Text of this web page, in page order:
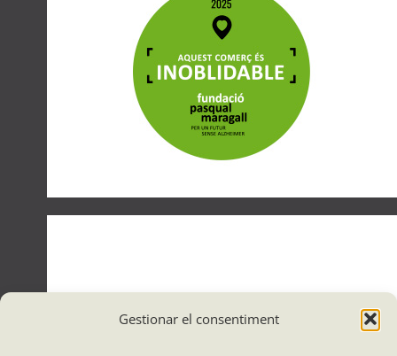
Gestionar el consentiment